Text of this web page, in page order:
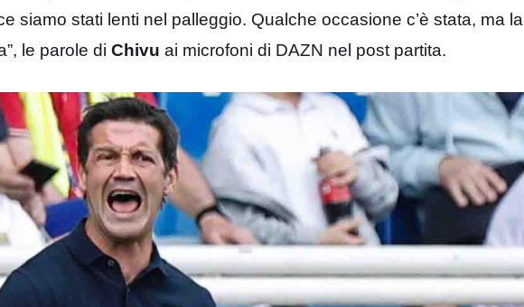
siamo stati lenti nel palleggio. Qualche occasione c’è stata, ma la
le parole di Chivu ai microfoni di DAZN nel post partita.